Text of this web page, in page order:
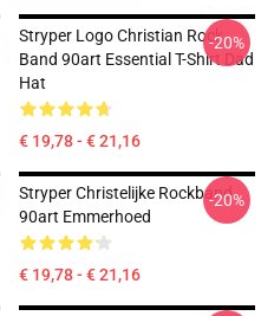
Stryper Logo Christian Rock
Band 90art Essential T-Shirt Dad
Hat
€ 19,78 - € 21,16
-20%
Stryper Christelijke Rockband
90art Emmerhoed
€ 19,78 - € 21,16
-20%